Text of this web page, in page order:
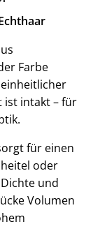
Farbe
ist intakt – für
für einen
oder
und
Volumen